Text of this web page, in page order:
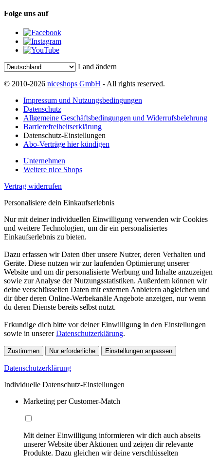
Folge uns auf
Land ändern
© 2010-2026 niceshops GmbH - All rights reserved.
Impressum und Nutzungsbedingungen
Datenschutz
Allgemeine Geschäftsbedingungen und Widerrufsbelehrung
Barrierefreiheitserklärung
Datenschutz-Einstellungen
Abo-Verträge hier kündigen
Unternehmen
Weitere nice Shops
Vertrag widerrufen
Personalisiere dein Einkaufserlebnis
Nur mit deiner individuellen Einwilligung verwenden wir Cookies
und weitere Technologien, um dir ein personalisiertes
Einkaufserlebnis zu bieten.
Dazu erfassen wir Daten über unsere Nutzer, deren Verhalten und
Geräte. Diese nutzen wir zur laufenden Optimierung unserer
Website und um dir personalisierte Werbung und Inhalte anzuzeigen
sowie zur Analyse der Nutzungsstatistiken. Außerdem können wir
deine verschlüsselten Daten mit externen Anbietern abgleichen und
dir über deren Online-Werbekanäle Angebote anzeigen, nur wenn
du deren Dienste bereits selbst nutzt.
Erkundige dich bitte vor deiner Einwilligung in den Einstellungen
sowie in unsererDatenschutzerklärung.
Zustimmen Nur erforderliche Einstellungen anpassen
Datenschutzerklärung
Individuelle Datenschutz-Einstellungen
Marketing per Customer-Match
Mit deiner Einwilligung informieren wir dich auch abseits
unserer Website über Aktionen und zeigen dir relevante
Produkte. Dazu gleichen wir deine verschlüsselten